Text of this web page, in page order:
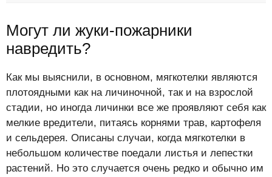
Могут ли жуки-пожарники
навредить?
Как мы выяснили, в основном, мягкотелки являются
плотоядными как на личиночной, так и на взрослой
стадии, но иногда личинки все же проявляют себя как
мелкие вредители, питаясь корнями трав, картофеля
и сельдерея. Описаны случаи, когда мягкотелки в
небольшом количестве поедали листья и лепестки
растений. Но это случается очень редко и обычно им